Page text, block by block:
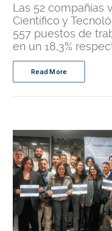
Las 52 compañías
Científico y
557 puestos de
en un 18,3%
Read More